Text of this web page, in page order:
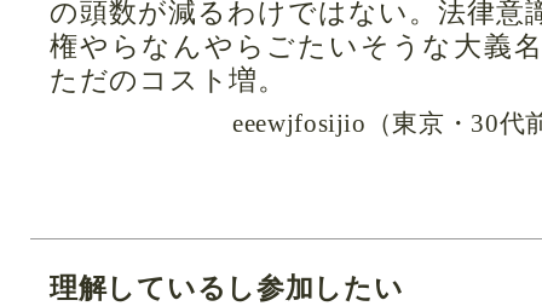
の頭数が減るわけではない。法律意
権やらなんやらごたいそうな大義
ただのコスト増。
eeewjfosijio（東京・30代
理解しているし参加したい